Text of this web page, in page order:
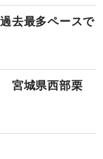
去最多ペースで
宮城県西部栗